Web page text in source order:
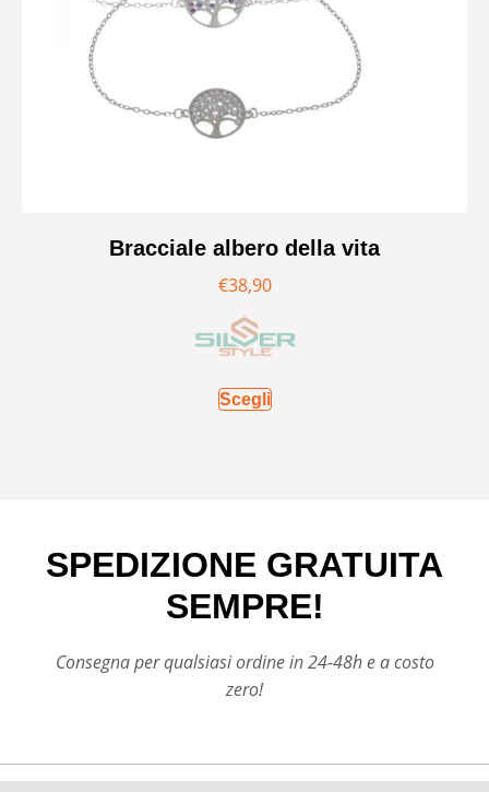
Bracciale albero della vita
€38,90
Scegli
SPEDIZIONE GRATUITA
SEMPRE!
Consegna per qualsiasi ordine in 24-48h e a costo
zero!